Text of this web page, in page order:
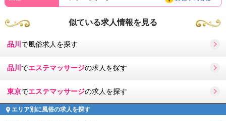
似ている求人情報を見る
品川 で風俗求人を探す
品川 でエステマッサージの求人を探す
東京でエステマッサージの求人を探す
エリア別に風俗の求人を探す